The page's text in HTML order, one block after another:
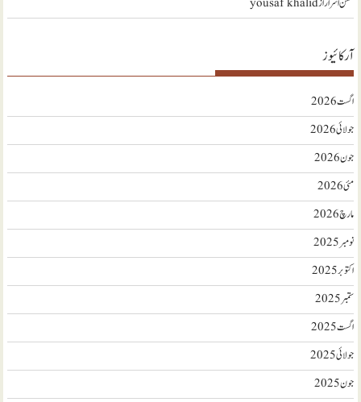
محسن اسرارازyousaf khalid
آرکائیوز
اگست 2026
جولائی 2026
جون 2026
مئی 2026
مارچ 2026
نومبر 2025
اکتوبر 2025
ستمبر 2025
اگست 2025
جولائی 2025
جون 2025